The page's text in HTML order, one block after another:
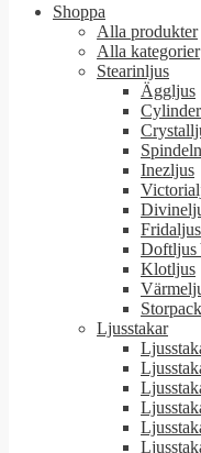
Shoppa
Alla produkter
Alla kategorier
Stearinljus
Äggljus
Inezljus
Fridaljus
Doftljus
Klotljus
Storpack
Ljusstakar